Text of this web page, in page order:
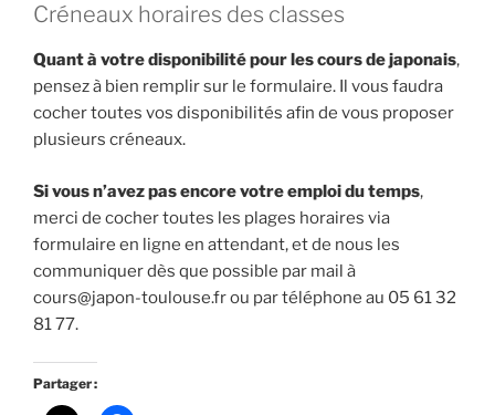
Créneaux horaires des classes
Quant à votre disponibilité pour les cours de japonais,
pensez à bien remplir sur le formulaire. Il vous faudra
cocher toutes vos disponibilités afin de vous proposer
plusieurs créneaux.
Si vous n’avez pas encore votre emploi du temps,
merci de cocher toutes les plages horaires via
formulaire en ligne en attendant, et de nous les
communiquer dès que possible par mail à
cours@japon-toulouse.fr ou par téléphone au 05 61 32
81 77.
Partager :